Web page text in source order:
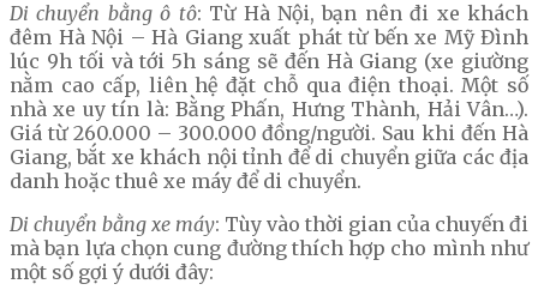
Di chuyển bằng ô tô: Từ Hà Nội, bạn nên đi xe khách
đêm Hà Nội – Hà Giang xuất phát từ bến xe Mỹ Đình
lúc 9h tối và tới 5h sáng sẽ đến Hà Giang (xe giường
nằm cao cấp, liên hệ đặt chỗ qua điện thoại. Một số
nhà xe uy tín là: Bằng Phấn, Hưng Thành, Hải Vân…).
Giá từ 260.000 – 300.000 đồng/người. Sau khi đến Hà
Giang, bắt xe khách nội tỉnh để di chuyển giữa các địa
danh hoặc thuê xe máy để di chuyển.
Di chuyển bằng xe máy: Tùy vào thời gian của chuyến đi
mà bạn lựa chọn cung đường thích hợp cho mình như
một số gợi ý dưới đây: